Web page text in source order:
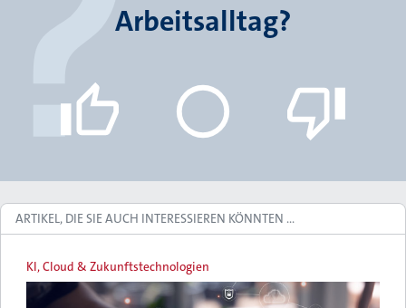
Arbeitsalltag?
ARTIKEL, DIE SIE AUCH INTERESSIEREN KÖNNTEN …
KI, Cloud & Zukunftstechnologien